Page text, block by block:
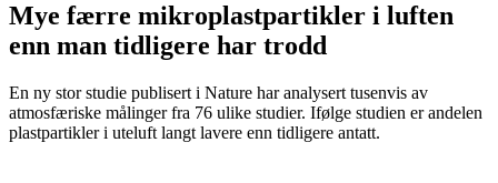
Mye færre mikroplastpartikler i luften
enn man tidligere har trodd
En ny stor studie publisert i Nature har analysert tusenvis av
atmosfæriske målinger fra 76 ulike studier. Ifølge studien er andelen
plastpartikler i uteluft langt lavere enn tidligere antatt.